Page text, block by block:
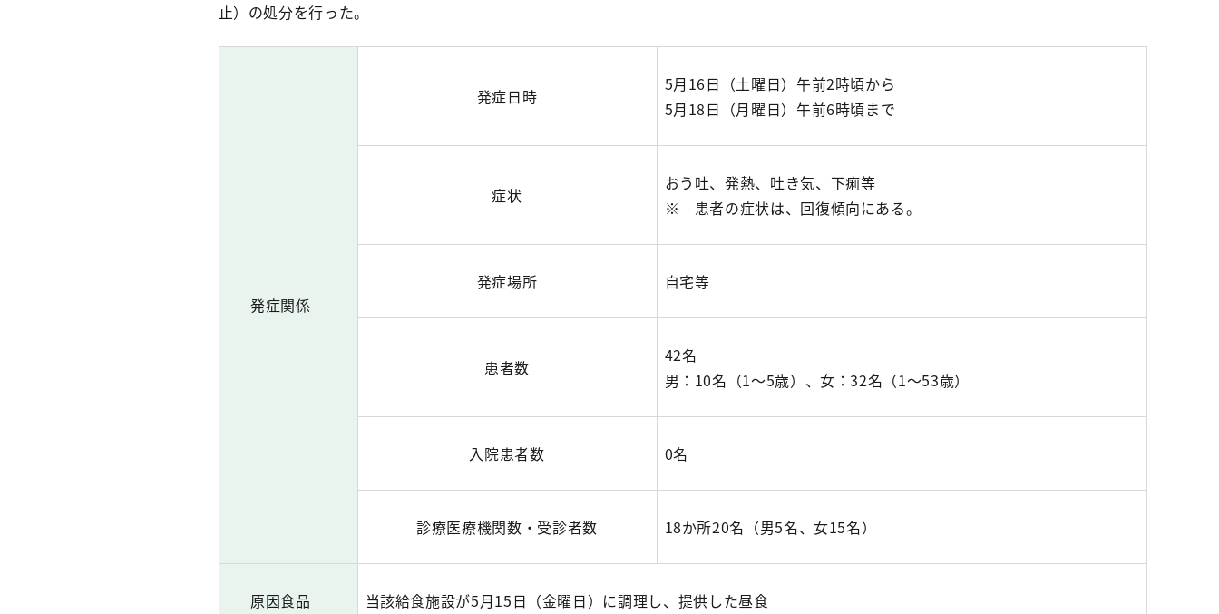
止）の処分を行った。
発症関係
発症日時
5月16日（土曜日）午前2時頃から
5月18日（月曜日）午前6時頃まで
症状
おう吐、発熱、吐き気、下痢等
※ 患者の症状は、回復傾向にある。
発症場所 自宅等
患者数
42名
男：10名（1～5歳）、女：32名（1～53歳）
入院患者数 0名
診療医療機関数・受診者数 18か所20名（男5名、女15名）
原因食品 当該給食施設が5月15日（金曜日）に調理し、提供した昼食